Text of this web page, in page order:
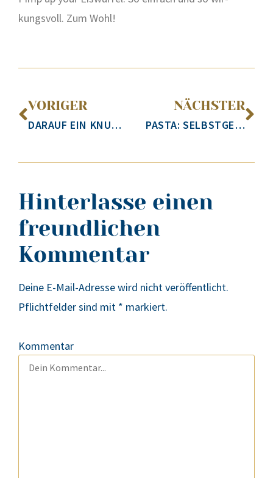
kungs­voll. Zum Wohl!
VORIGER
DARAUF EIN KNUST!
NÄCHSTER
PASTA: SELBSTGEMACHT EINE ECHTE OFFENBARUNG!
Hinterlasse einen
freundlichen
Kommentar
Deine E-Mail-Adresse wird nicht veröffentlicht.
Pflichtfelder sind mit * markiert.
Kommentar